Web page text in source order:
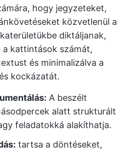
hogy jegyzeteket,
közvetlenül a
diktáljanak,
a kattintások számát,
és minimalizálva a
kockázatát.
A beszélt
alatt strukturált
feladatokká alakíthatja.
tartsa a döntéseket,